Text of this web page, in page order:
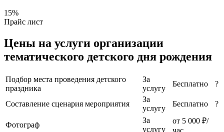
15%
Прайс лист
Цены на услуги организации
тематического детского дня рождения
Подбор места проведения детского
праздника
За
услугу
Бесплатно ?
Составление сценария мероприятия
За
услугу
Бесплатно ?
Фотограф
За
услугу
от 5 000 ₽/